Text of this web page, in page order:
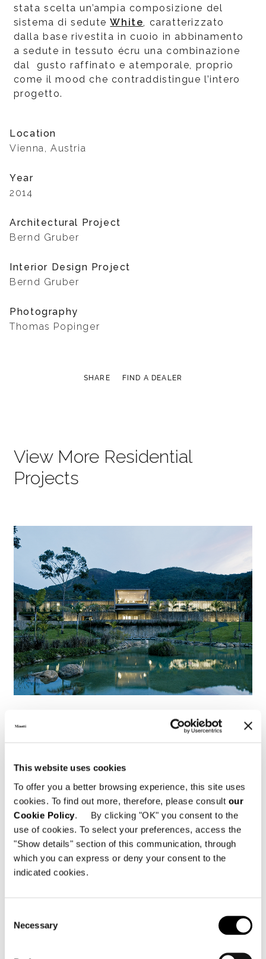
This website uses cookies
To offer you a better browsing experience, this site uses
cookies. To find out more, therefore, please consult our
Cookie Policy. By clicking "OK" you consent to the
use of cookies. To select your preferences, access the
"Show details" section of this communication, through
which you can express or deny your consent to the
indicated cookies.
Selection
Necessary
stata scelta un’ampia composizione del
sistema di seduteWhite, caratterizzato
dalla base rivestita in cuoio in abbinamento
a sedute in tessuto écru una combinazione
dal gusto raffinato e atemporale, proprio
come il mood che contraddistingue l’intero
progetto.
Location
Vienna, Austria
Year
2014
Architectural Project
Bernd Gruber
Interior Design Project
Bernd Gruber
Photography
Thomas Popinger
SHARE FIND A DEALER
View More Residential
Projects
Brasile, Jn House